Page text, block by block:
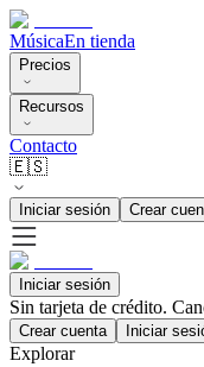
MúsicaEn tienda
Precios
Recursos
Contacto
🇪🇸
Iniciar sesión Crear
Iniciar sesión
Sin tarjeta de crédito.
Crear cuenta Iniciar
Explorar